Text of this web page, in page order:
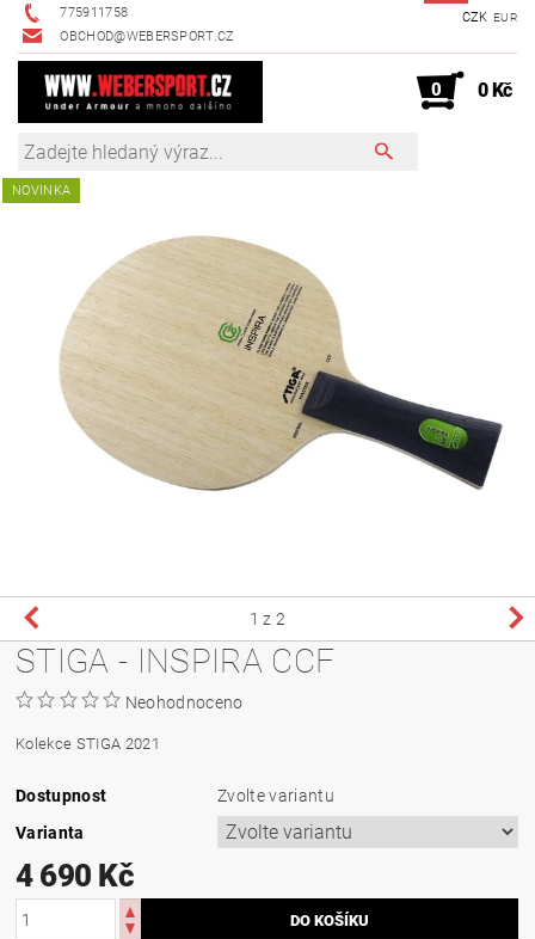
775911758
OBCHOD@WEBERSPORT.CZ
CZK EUR
0 0 Kč
NOVINKA
1 z 2
STIGA - INSPIRA CCF
Neohodnoceno
Kolekce STIGA 2021
Dostupnost
Zvolte variantu
Varianta
4 690 Kč